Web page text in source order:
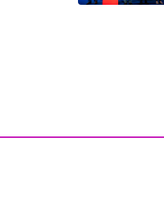
ao Facebook da
ao Instagram